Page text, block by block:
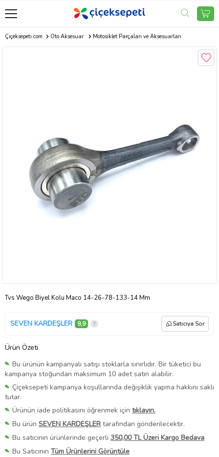
Çiçeksepeti.com Oto Aksesuar Motosiklet Parçaları ve Aksesuarları
Tvs Wego Biyel Kolu Maco 14-26-78-133-14 Mm
SEVEN KARDEŞLER 9,9 Satıcıya Sor
Ürün Özeti
Bu ürünün kampanyalı satışı stoklarla sınırlıdır. Bir tüketici bu
kampanya stoğundan maksimum 10 adet satın alabilir.
Çiçeksepeti kampanya koşullarında değişiklik yapma hakkını saklı
tutar.
Ürünün iade politikasını öğrenmek için tıklayın.
Bu ürün SEVEN KARDEŞLER tarafından gönderilecektir.
Bu satıcının ürünlerinde geçerli 350,00 TL Üzeri Kargo Bedava
Bu Satıcının Tüm Ürünlerini Görüntüle